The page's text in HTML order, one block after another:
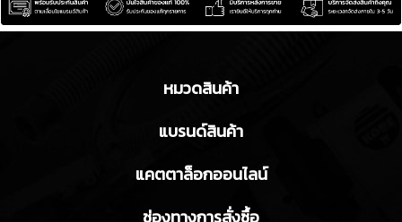
หมวดสินค้า
แบรนด์สินค้า
แคตตาล็อกออนไลน์
ช่องทางการสั่งซื้อ